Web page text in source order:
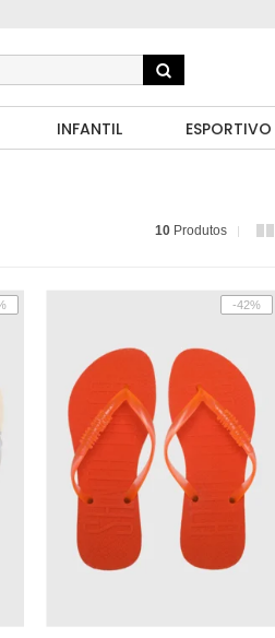
INFANTIL ESPORTIVO
10 Produtos
-42%